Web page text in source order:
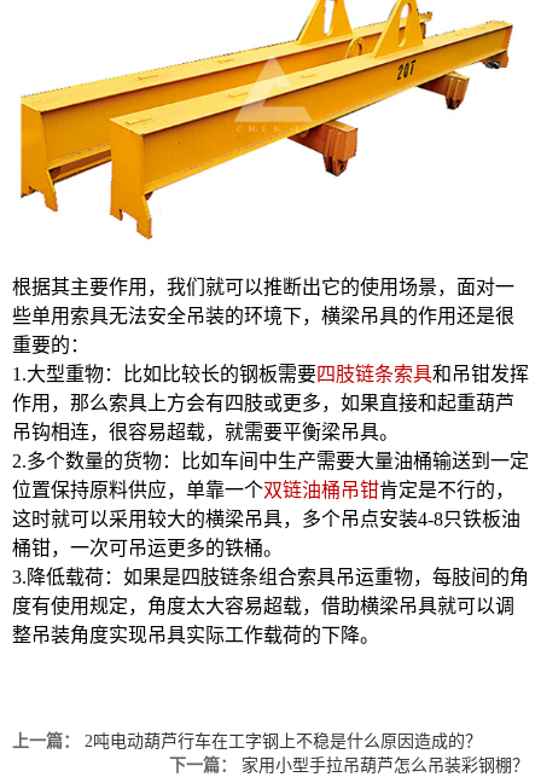
根据其主要作用，我们就可以推断出它的使用场景，面对一
些单用索具无法安全吊装的环境下，横梁吊具的作用还是很
重要的：
1.大型重物：比如比较长的钢板需要四肢链条索具和吊钳发挥
作用，那么索具上方会有四肢或更多，如果直接和起重葫芦
吊钩相连，很容易超载，就需要平衡梁吊具。
2.多个数量的货物：比如车间中生产需要大量油桶输送到一定
位置保持原料供应，单靠一个双链油桶吊钳肯定是不行的，
这时就可以采用较大的横梁吊具，多个吊点安装4-8只铁板油
桶钳，一次可吊运更多的铁桶。
3.降低载荷：如果是四肢链条组合索具吊运重物，每肢间的角
度有使用规定，角度太大容易超载，借助横梁吊具就可以调
整吊装角度实现吊具实际工作载荷的下降。
上一篇：
2吨电动葫芦行车在工字钢上不稳是什么原因造成的？
下一篇：
家用小型手拉吊葫芦怎么吊装彩钢棚？